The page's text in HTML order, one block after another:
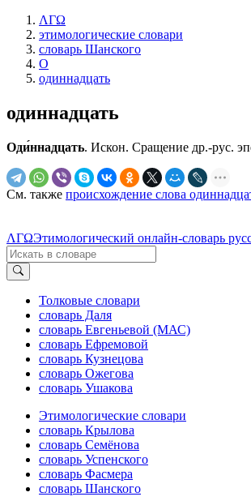
ΛΓΩ
этимологические словари
словарь Шанского
О
одиннадцать
одиннадцать
Оди́ннадцать. Искон. Сращение др.-рус.
См. также происхождение слова
ΛΓΩЭтимологический онлайн-словарь
Толковые словари
словарь Даля
словарь Евгеньевой (МАС)
словарь Ефремовой
словарь Кузнецова
словарь Ожегова
словарь Ушакова
Этимологические словари
словарь Крылова
словарь Семёнова
словарь Успенского
словарь Фасмера
словарь Шанского